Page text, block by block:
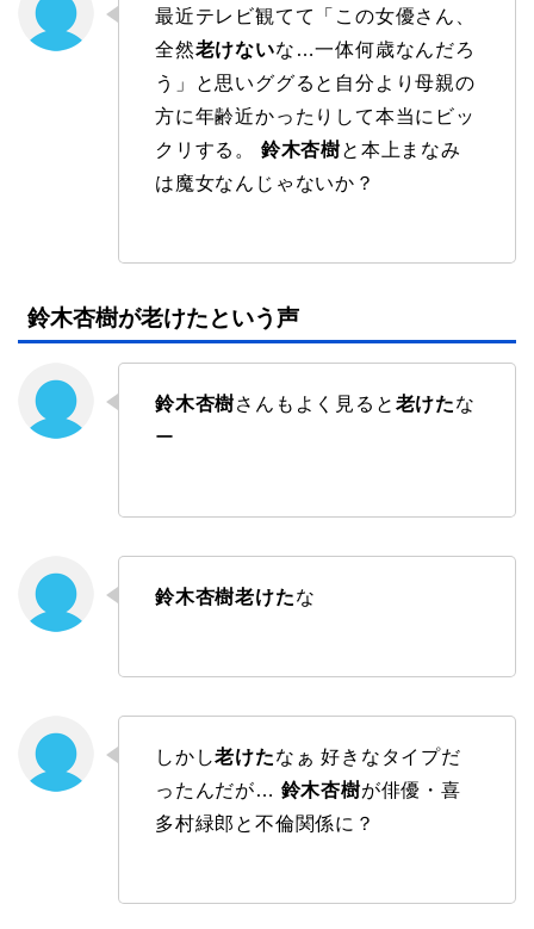
最近テレビ観てて「この女優さん、
全然老けないな…一体何歳なんだろ
う」と思いググると自分より母親の
方に年齢近かったりして本当にビッ
クリする。 鈴木杏樹と本上まなみ
は魔女なんじゃないか？
鈴木杏樹が老けたという声
鈴木杏樹さんもよく見ると 老けたな
ー
鈴木杏樹老けたな
しかし老けたなぁ 好きなタイプだ
ったんだが… 鈴木杏樹が俳優・喜
多村緑郎と不倫関係に？